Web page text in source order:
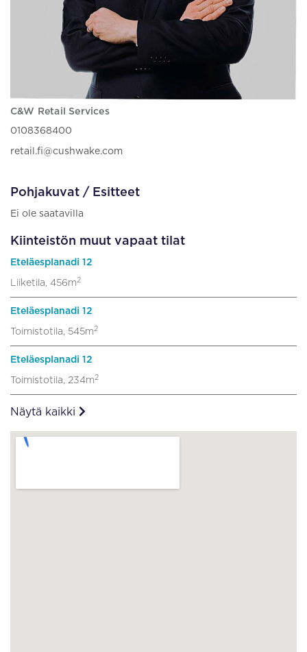
C&W Retail Services
0108368400
retail.fi@cushwake.com
Pohjakuvat / Esitteet
Ei ole saatavilla
Kiinteistön muut vapaat tilat
Eteläesplanadi 12
Liiketila, 456m 2
Eteläesplanadi 12
Toimistotila, 545m 2
Eteläesplanadi 12
Toimistotila, 234m 2
Näytä kaikki